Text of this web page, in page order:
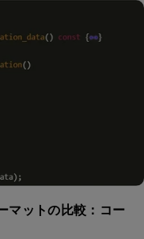
マットの比較：コー